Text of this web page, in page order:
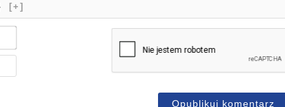
[+]
Imię*
mail